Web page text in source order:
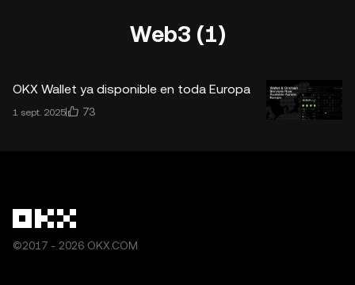
Web3 (1)
OKX Wallet ya disponible en toda Europa
1 sept. 2025 73
©2017 - 2026 OKX.COM